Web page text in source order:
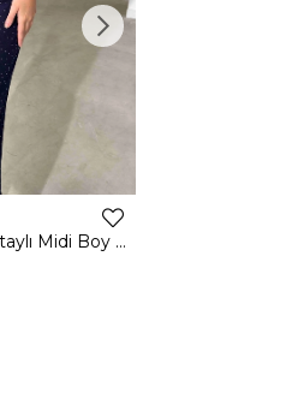
Vatkalı Taşlı Drape Detaylı Midi Boy Lacivert Jesep Kadın Elbise 26Y282